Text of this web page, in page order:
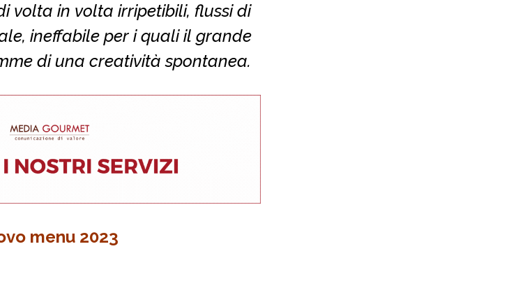
volta in volta irripetibili, flussi di
ineffabile per i quali il grande
di una creatività spontanea.
menu 2023